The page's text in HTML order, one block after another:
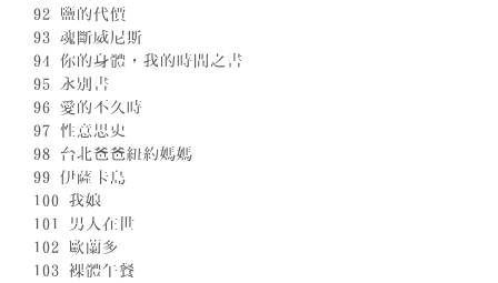
92 鹽的代價
93 魂斷威尼斯
94 你的身體，我的時間之書
95 永別書
96 愛的不久時
97 性意思史
98 台北爸爸紐約媽媽
99 伊薩卡島
100 我娘
101 男人在世
102 歐蘭多
103 裸體午餐